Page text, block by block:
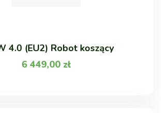
4.0 (EU2) Robot koszący
6 449,00 zł